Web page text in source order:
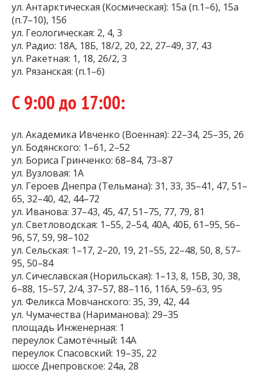
ул. Антарктическая (Космическая): 15а (п.1–6), 15а
(п.7–10), 15б
ул. Геологическая: 2, 4, 3
ул. Радио: 18А, 18Б, 18/2, 20, 22, 27–49, 37, 43
ул. Ракетная: 1, 18, 26/2, 3
ул. Рязанская: (п.1–6)
С 9:00 до 17:00:
ул. Академика Ивченко (Военная): 22–34, 25–35, 26
ул. Бодянского: 1–61, 2–52
ул. Бориса Гринченко: 68–84, 73–87
ул. Вузловая: 1А
ул. Героев Днепра (Тельмана): 31, 33, 35–41, 47, 51–
65, 32–40, 42, 44–72
ул. Иванова: 37–43, 45, 47, 51–75, 77, 79, 81
ул. Светловодская: 1–55, 2–54, 40А, 40Б, 61–95, 56–
96, 57, 59, 98–102
ул. Сельская: 1–17, 2–20, 19, 21–55, 22–48, 50, 8, 57–
95, 50–84
ул. Сичеславская (Норильская): 1–13, 8, 15В, 30, 38,
6–88, 15–57, 2/4, 37–57, 88–116, 116А, 59–63, 95
ул. Феликса Мовчанского: 35, 39, 42, 44
ул. Чумачества (Нариманова): 29–35
площадь Инженерная: 1
переулок Самотёчный: 14А
переулок Спасовский: 19–35, 22
шоссе Днепровское: 24а, 28